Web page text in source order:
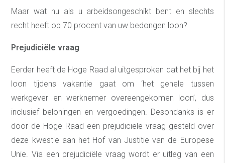
Maar wat nu als u arbeidsongeschikt bent en slechts
recht heeft op 70 procent van uw bedongen loon?
Prejudiciële vraag
Eerder heeft de Hoge Raad al uitgesproken dat het bij het
loon tijdens vakantie gaat om ‘het gehele tussen
werkgever en werknemer overeengekomen loon’, dus
inclusief beloningen en vergoedingen. Desondanks is er
door de Hoge Raad een prejudiciële vraag gesteld over
deze kwestie aan het Hof van Justitie van de Europese
Unie. Via een prejudiciële vraag wordt er uitleg van een